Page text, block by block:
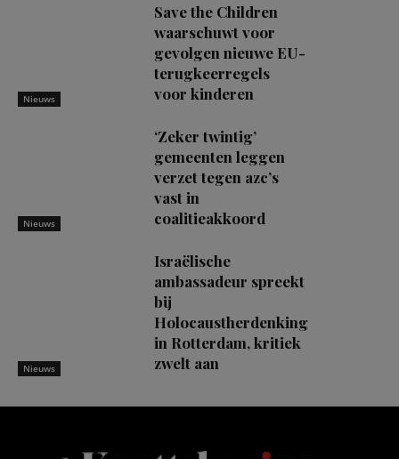
Nieuws
Save the Children
waarschuwt voor
gevolgen nieuwe EU-
terugkeerregels
voor kinderen
Nieuws
‘Zeker twintig’
gemeenten leggen
verzet tegen azc’s
vast in
coalitieakkoord
Nieuws
Israëlische
ambassadeur spreekt
bij
Holocaustherdenking
in Rotterdam, kritiek
zwelt aan